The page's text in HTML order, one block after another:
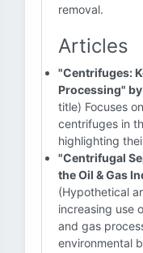
removal.
Articles
"Centrifuges:
Processing"
title) Focuses
centrifuges in
highlighting
"Centrifugal
the Oil & Gas
(Hypothetical
increasing use
and gas
environmental